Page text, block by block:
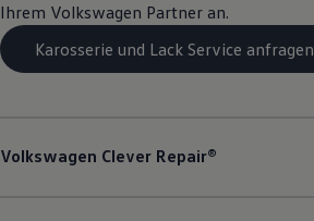
Ihrem Volkswagen Partner an.
Karosserie und Lack Service anfragen
Volkswagen Clever Repair®